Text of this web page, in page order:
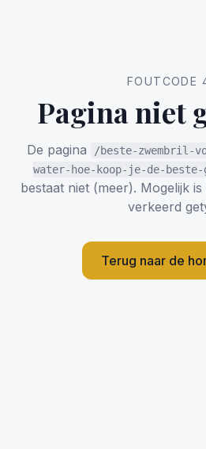
FOUTCODE
Pagina niet
De pagina
/beste-zwembril-
water-hoe-koop-je-de-beste-
bestaat niet (meer). Mogelijk
verkeerd
Terug naar de